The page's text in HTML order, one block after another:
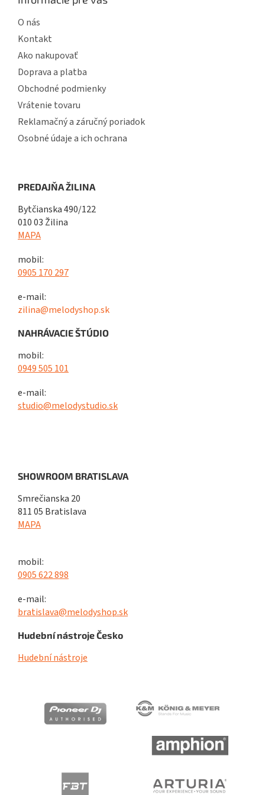
O nás
Kontakt
Ako nakupovať
Doprava a platba
Obchodné podmienky
Vrátenie tovaru
Reklamačný a záručný poriadok
Osobné údaje a ich ochrana
PREDAJŇA ŽILINA
Bytčianska 490/122
010 03 Žilina
MAPA
mobil:
0905 170 297
e-mail:
zilina@melodyshop.sk
NAHRÁVACIE ŠTÚDIO
mobil:
0949 505 101
e-mail:
studio@melodystudio.sk
SHOWROOM BRATISLAVA
Smrečianska 20
811 05 Bratislava
MAPA
mobil:
0905 622 898
e-mail:
bratislava@melodyshop.sk
Hudební nástroje Česko
Hudební nástroje